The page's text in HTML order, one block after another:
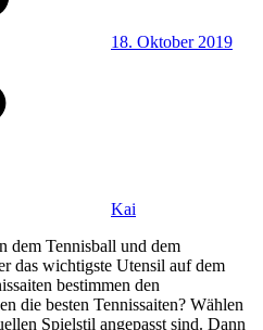
18. Oktober 2019
Kai
dem Tennisball und dem
das wichtigste Utensil auf dem
bestimmen den
die besten Tennissaiten? Wählen
Spielstil angepasst sind. Dann